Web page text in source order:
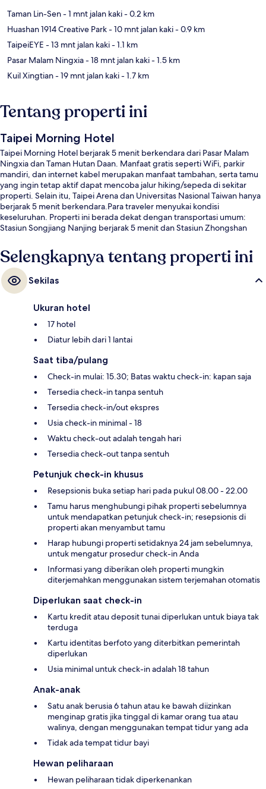
Taman Lin-Sen- 1 mnt jalan kaki- 0.2 km
Huashan 1914 Creative Park- 10 mnt jalan kaki- 0.9 km
TaipeiEYE - 13 mnt jalan kaki- 1.1 km
Pasar Malam Ningxia- 18 mnt jalan kaki- 1.5 km
Kuil Xingtian- 19 mnt jalan kaki- 1.7 km
Tentang properti ini
Taipei Morning Hotel
Taipei Morning Hotel berjarak 5 menit berkendara dari Pasar Malam
Ningxia dan Taman Hutan Daan. Manfaat gratis seperti WiFi, parkir
mandiri, dan internet kabel merupakan manfaat tambahan, serta tamu
yang ingin tetap aktif dapat mencoba jalur hiking/sepeda di sekitar
properti. Selain itu, Taipei Arena dan Universitas Nasional Taiwan hanya
berjarak 5 menit berkendara.Para traveler menyukai kondisi
keseluruhan. Properti ini berada dekat dengan transportasi umum:
Stasiun Songjiang Nanjing berjarak 5 menit dan Stasiun Zhongshan
Selengkapnya tentang properti ini
Sekilas
Ukuran hotel
17 hotel
Diatur lebih dari 1 lantai
Saat tiba/pulang
Check-in mulai: 15.30; Batas waktu check-in: kapan saja
Tersedia check-in tanpa sentuh
Tersedia check-in/out ekspres
Usia check-in minimal - 18
Waktu check-out adalah tengah hari
Tersedia check-out tanpa sentuh
Petunjuk check-in khusus
Resepsionis buka setiap hari pada pukul 08.00 - 22.00
Tamu harus menghubungi pihak properti sebelumnya
untuk mendapatkan petunjuk check-in; resepsionis di
properti akan menyambut tamu
Harap hubungi properti setidaknya 24 jam sebelumnya,
untuk mengatur prosedur check-in Anda
Informasi yang diberikan oleh properti mungkin
diterjemahkan menggunakan sistem terjemahan otomatis
Diperlukan saat check-in
Kartu kredit atau deposit tunai diperlukan untuk biaya tak
terduga
Kartu identitas berfoto yang diterbitkan pemerintah
diperlukan
Usia minimal untuk check-in adalah 18 tahun
Anak-anak
Satu anak berusia 6 tahun atau ke bawah diizinkan
menginap gratis jika tinggal di kamar orang tua atau
walinya, dengan menggunakan tempat tidur yang ada
Tidak ada tempat tidur bayi
Hewan peliharaan
Hewan peliharaan tidak diperkenankan